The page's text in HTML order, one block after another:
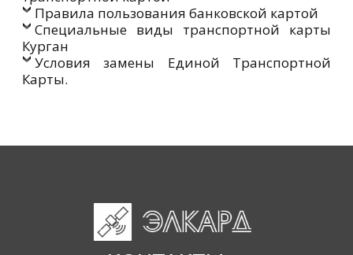
Правила пользования банковской картой
Специальные виды транспортной карты
Курган
Условия замены Единой Транспортной
Карты.